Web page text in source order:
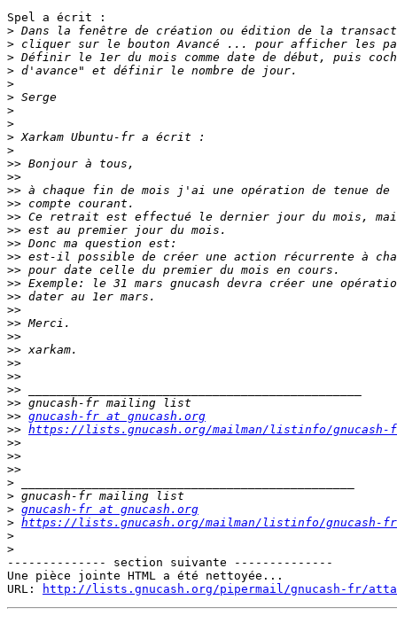
Spel a écrit :
>
>
>
>
>
>
>
>
>
>
>>
>>
>>
>>
>>
>>
>>
>>
>>
>>
>>
>>
>>
>>
>>
>>
>>
>>
>>
>> gnucash-fr at gnucash.org
>> https://lists.gnucash.org/mailman/listinfo/gnucash-
>>
>>
>>
>
>
> gnucash-fr at gnucash.org
> https://lists.gnucash.org/mailman/listinfo/gnucash-fr
>
>
-------------- section suivante --------------
Une pièce jointe HTML a été nettoyée...
URL:
http://lists.gnucash.org/pipermail/gnucash-fr/